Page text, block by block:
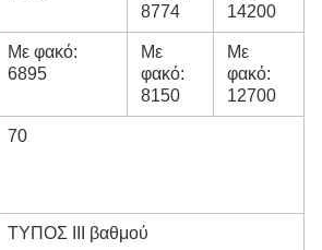
8774
14200
Με φακό:
6895
Με
φακό:
8150
Με
φακό:
12700
70
ΤΥΠΟΣ III βαθμού